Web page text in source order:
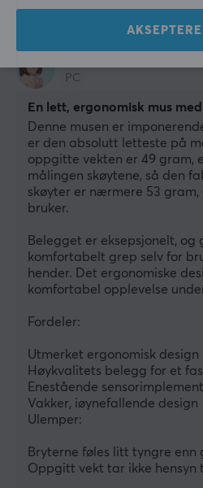
2 likes
PC
En lett, ergonomisk mus
Denne musen er
er den absolutt letteste på
oppgitte vekten er 49 gram,
målingen skøytene, så den
skøyter er nærmere 53
bruker.
Belegget er eksepsjonelt, og
komfortabelt grep selv for
hender. Det ergonomiske
komfortabel opplevelse
Fordeler:
Utmerket ergonomisk design
Høykvalitets belegg for et
Enestående
Vakker, iøynefallende design
Ulemper:
Bryterne føles litt tyngre enn
Oppgitt vekt tar ikke hensyn